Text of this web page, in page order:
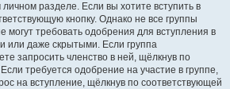
разделе. Если вы хотите вступить в
кнопку. Однако не все группы
требовать одобрения для вступления в
или даже скрытыми. Если группа
запросить членство в ней, щёлкнув по
требуется одобрение на участие в группе,
на вступление, щёлкнув по соответствующей